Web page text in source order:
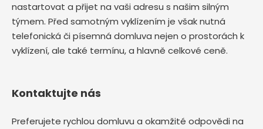
nastartovat a přijet na vaši adresu s našim silným
týmem. Před samotným vyklízením je však nutná
telefonická či písemná domluva nejen o prostorách k
vyklízení, ale také termínu, a hlavně celkové ceně.
Kontaktujte nás
Preferujete rychlou domluvu a okamžité odpovědi na